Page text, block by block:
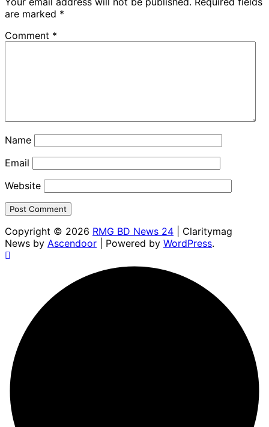
are marked *
Comment *
Name
Email
Website
Copyright © 2026 RMG BD News 24 | Claritymag
News by Ascendoor | Powered by WordPress.